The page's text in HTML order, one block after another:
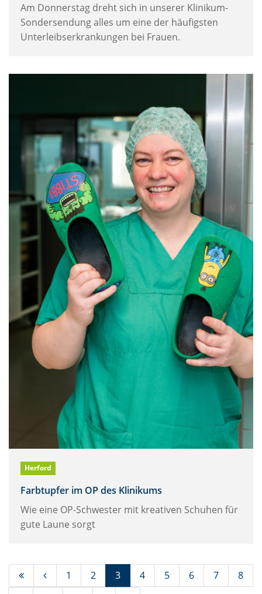
Am Donnerstag dreht sich in unserer Klinikum-
Sondersendung alles um eine der häufigsten
Unterleibserkrankungen bei Frauen.
Herford
Farbtupfer im OP des Klinikums
Wie eine OP-Schwester mit kreativen Schuhen für
gute Laune sorgt
1 2 3(Standort)
4 5 6 7
8